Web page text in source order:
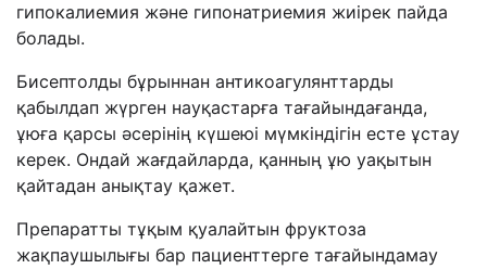
гипокалиемия және гипонатриемия жиірек пайда
болады.
Бисептолды бұрыннан антикоагулянттарды
қабылдап жүрген науқастарға тағайындағанда,
ұюға қарсы әсерінің күшеюі мүмкіндігін есте ұстау
керек. Ондай жағдайларда, қанның ұю уақытын
қайтадан анықтау қажет.
Препаратты тұқым қуалайтын фруктоза
жақпаушылығы бар пациенттерге тағайындамау